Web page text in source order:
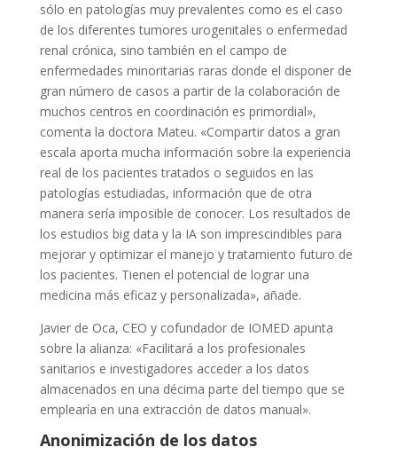
sólo en patologías muy prevalentes como es el caso
de los diferentes tumores urogenitales o enfermedad
renal crónica, sino también en el campo de
enfermedades minoritarias raras donde el disponer de
gran número de casos a partir de la colaboración de
muchos centros en coordinación es primordial»,
comenta la doctora Mateu. «Compartir datos a gran
escala aporta mucha información sobre la experiencia
real de los pacientes tratados o seguidos en las
patologías estudiadas, información que de otra
manera sería imposible de conocer. Los resultados de
los estudios big data y la IA son imprescindibles para
mejorar y optimizar el manejo y tratamiento futuro de
los pacientes. Tienen el potencial de lograr una
medicina más eficaz y personalizada», añade.
Javier de Oca, CEO y cofundador de IOMED apunta
sobre la alianza: «Facilitará a los profesionales
sanitarios e investigadores acceder a los datos
almacenados en una décima parte del tiempo que se
emplearía en una extracción de datos manual».
Anonimización de los datos